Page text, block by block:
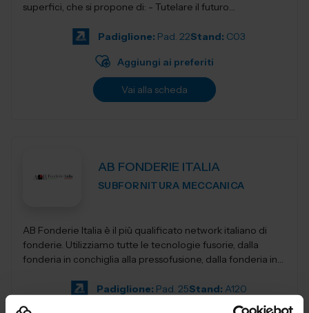
superfici, che si propone di: - Tutelare il futuro
Padiglione: Pad. 22Stand: C03
Aggiungi ai preferiti
Vai alla scheda
AB FONDERIE ITALIA
SUBFORNITURA MECCANICA
AB Fonderie Italia è il più qualificato network italiano di
fonderie. Utilizziamo tutte le tecnologie fusorie, dalla
fonderia in conchiglia alla pressofusione, dalla fonderia in
Padiglione: Pad. 25Stand: A120